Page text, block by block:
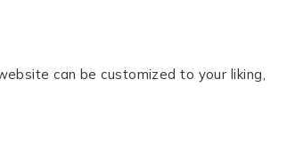
can be customized to your liking,